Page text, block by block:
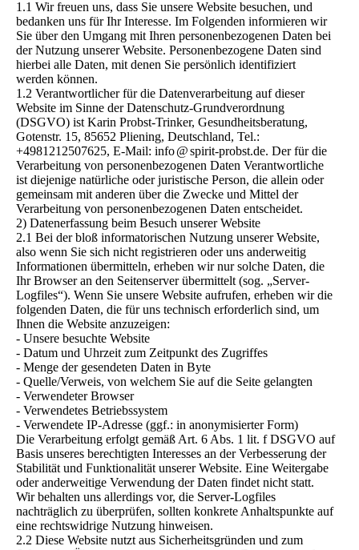
1.1 Wir freuen uns, dass Sie unsere Website besuchen, und
bedanken uns für Ihr Interesse. Im Folgenden informieren wir
Sie über den Umgang mit Ihren personenbezogenen Daten bei
der Nutzung unserer Website. Personenbezogene Daten sind
hierbei alle Daten, mit denen Sie persönlich identifiziert
werden können.
1.2 Verantwortlicher für die Datenverarbeitung auf dieser
Website im Sinne der Datenschutz-Grundverordnung
(DSGVO) ist Karin Probst-Trinker, Gesundheitsberatung,
Gotenstr. 15, 85652 Pliening, Deutschland, Tel.:
+4981212507625, E-Mail: info@spirit-probst.de. Der für die
Verarbeitung von personenbezogenen Daten Verantwortliche
ist diejenige natürliche oder juristische Person, die allein oder
gemeinsam mit anderen über die Zwecke und Mittel der
Verarbeitung von personenbezogenen Daten entscheidet.
2) Datenerfassung beim Besuch unserer Website
2.1 Bei der bloß informatorischen Nutzung unserer Website,
also wenn Sie sich nicht registrieren oder uns anderweitig
Informationen übermitteln, erheben wir nur solche Daten, die
Ihr Browser an den Seitenserver übermittelt (sog. „Server-
Logfiles“). Wenn Sie unsere Website aufrufen, erheben wir die
folgenden Daten, die für uns technisch erforderlich sind, um
Ihnen die Website anzuzeigen:
- Unsere besuchte Website
- Datum und Uhrzeit zum Zeitpunkt des Zugriffes
- Menge der gesendeten Daten in Byte
- Quelle/Verweis, von welchem Sie auf die Seite gelangten
- Verwendeter Browser
- Verwendetes Betriebssystem
- Verwendete IP-Adresse (ggf.: in anonymisierter Form)
Die Verarbeitung erfolgt gemäß Art. 6 Abs. 1 lit. f DSGVO auf
Basis unseres berechtigten Interesses an der Verbesserung der
Stabilität und Funktionalität unserer Website. Eine Weitergabe
oder anderweitige Verwendung der Daten findet nicht statt.
Wir behalten uns allerdings vor, die Server-Logfiles
nachträglich zu überprüfen, sollten konkrete Anhaltspunkte auf
eine rechtswidrige Nutzung hinweisen.
2.2 Diese Website nutzt aus Sicherheitsgründen und zum